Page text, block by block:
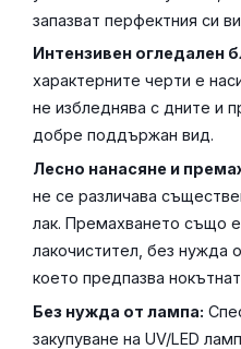
запазват перфектния си
Интензивен огледален
характерните черти е
не избледнява с дните и
добре поддържан вид.
Лесно нанасяне и
не се различава
лак. Премахването също
лакочистител, без нужда
което предпазва
Без нужда от лампа:
закупуване на UV/LED